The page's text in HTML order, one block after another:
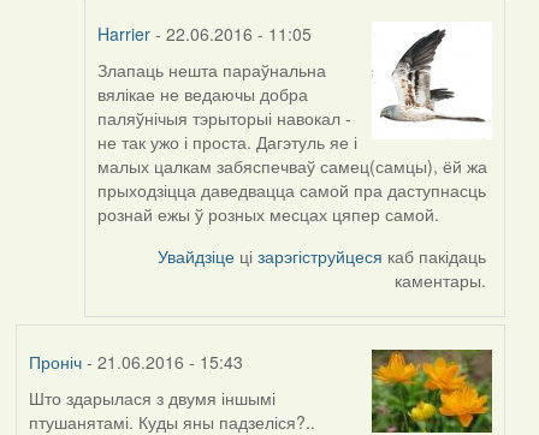
Harrier - 22.06.2016 - 11:05
In
reply
to
by
Дарья
(госць)
Злапаць нешта параўнальна
вялікае не ведаючы добра
паляўнічыя тэрыторыі навокал -
не так ужо і проста. Дагэтуль яе і
малых цалкам забяспечваў самец(самцы), ёй жа
прыходзіцца даведвацца самой пра даступнасць
рознай ежы ў розных месцах цяпер самой.
Увайдзіце цізарэгіструйцеся каб пакідаць
каментары.
Проніч- 21.06.2016 - 15:43
Што здарылася з двумя іншымі
птушанятамі. Куды яны падзеліся?..